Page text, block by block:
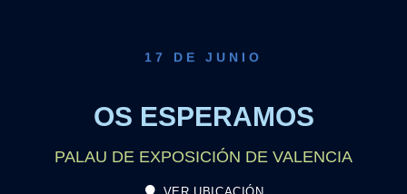
17 DE JUNIO
OS ESPERAMOS
PALAU DE EXPOSICIÓN DE VALENCIA